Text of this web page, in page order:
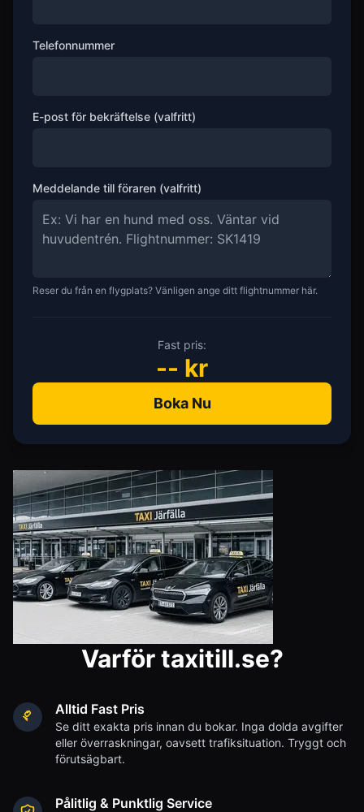
Telefonnummer
E-post för bekräftelse (valfritt)
Meddelande till föraren (valfritt)
Reser du från en flygplats? Vänligen ange ditt flightnummer här.
Fast pris:
-- kr
Boka Nu
Varför taxitill.se?
Alltid Fast Pris
Se ditt exakta pris innan du bokar. Inga dolda avgifter
eller överraskningar, oavsett trafiksituation. Tryggt och
förutsägbart.
Pålitlig & Punktlig Service